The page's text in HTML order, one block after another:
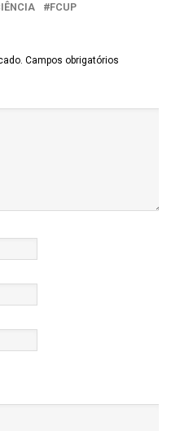
FCUP
Campos obrigatórios